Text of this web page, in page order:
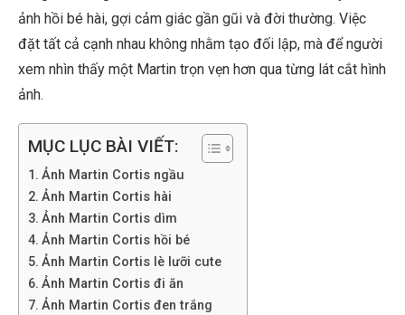
ảnh hồi bé hài, gợi cảm giác gần gũi và đời thường. Việc
đặt tất cả cạnh nhau không nhằm tạo đối lập, mà để người
xem nhìn thấy một Martin trọn vẹn hơn qua từng lát cắt hình
ảnh.
MỤC LỤC BÀI VIẾT:
Ảnh Martin Cortis ngầu
Ảnh Martin Cortis hài
Ảnh Martin Cortis dìm
Ảnh Martin Cortis hồi bé
Ảnh Martin Cortis lè lưỡi cute
Ảnh Martin Cortis đi ăn
Ảnh Martin Cortis đen trắng